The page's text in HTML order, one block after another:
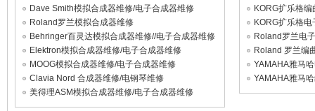
Dave Smith模拟合成器维修/电子合成器维修
Roland罗兰模拟合成器维修
Behringer百灵达模拟合成器维修//电子合成器维修
Elektron模拟合成器维修/电子合成器维修
MOOG模拟合成器维修/电子合成器维修
Clavia Nord 合成器维修/电钢琴维修
美得理ASM模拟合成器维修/电子合成器维修
KORG扩乐格编
KORG扩乐格电
Roland罗兰电
Roland 罗兰编
YAMAHA雅马
YAMAHA雅马